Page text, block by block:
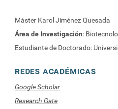
Máster Karol Jiménez Quesada
Área de Investigación:
Estudiante de Doctorado:
REDES ACADÉMICAS
Google Scholar
Research Gate